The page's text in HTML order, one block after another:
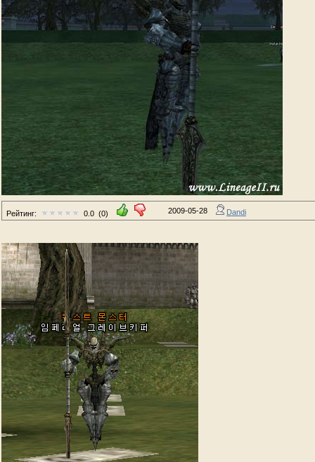
Рейтинг: 0.0 (0) 2009-05-28 Dandi